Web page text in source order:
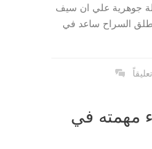
جوهرية علي ان سيف
مطلق السراح ساعد في
مهمته في